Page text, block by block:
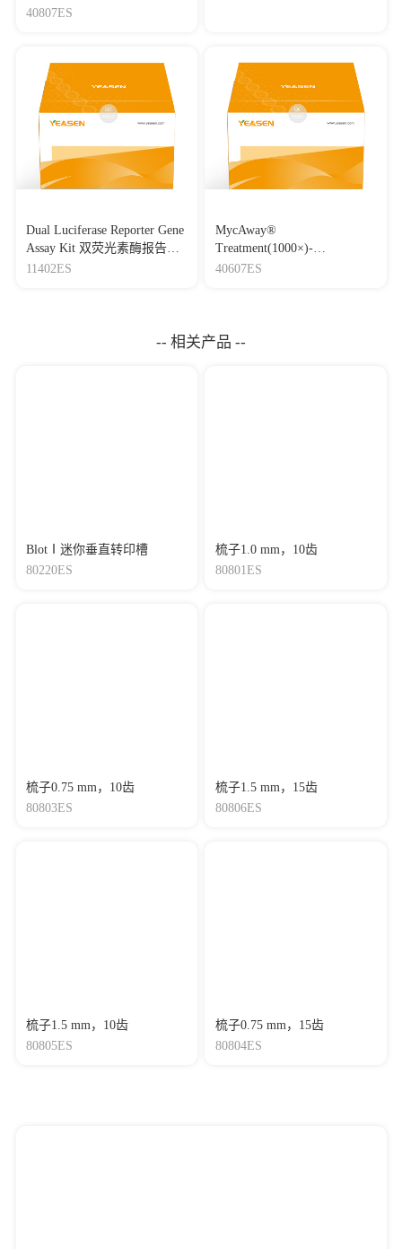
40807ES
Dual Luciferase Reporter Gene
Assay Kit 双荧光素酶报告基
因检测试剂盒
11402ES
MycAway®
Treatment(1000×)-
Mycoplasma Elimination
40607ES
-- 相关产品 --
BlotⅠ迷你垂直转印槽
80220ES
梳子1.0 mm，10齿
80801ES
梳子0.75 mm，10齿
80803ES
梳子1.5 mm，15齿
80806ES
梳子1.5 mm，10齿
80805ES
梳子0.75 mm，15齿
80804ES